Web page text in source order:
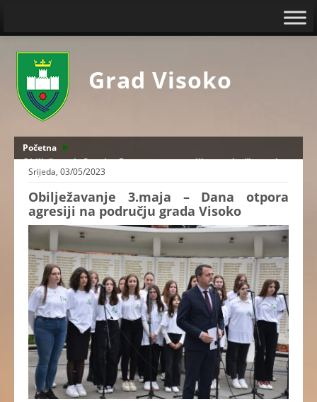
Grad Visoko
Početna
Obilježavanje 3.maja - Dana otpora agresiji na području grada
Visoko
Srijeda, 03/05/2023
Obilježavanje 3.maja – Dana otpora
agresiji na području grada Visoko